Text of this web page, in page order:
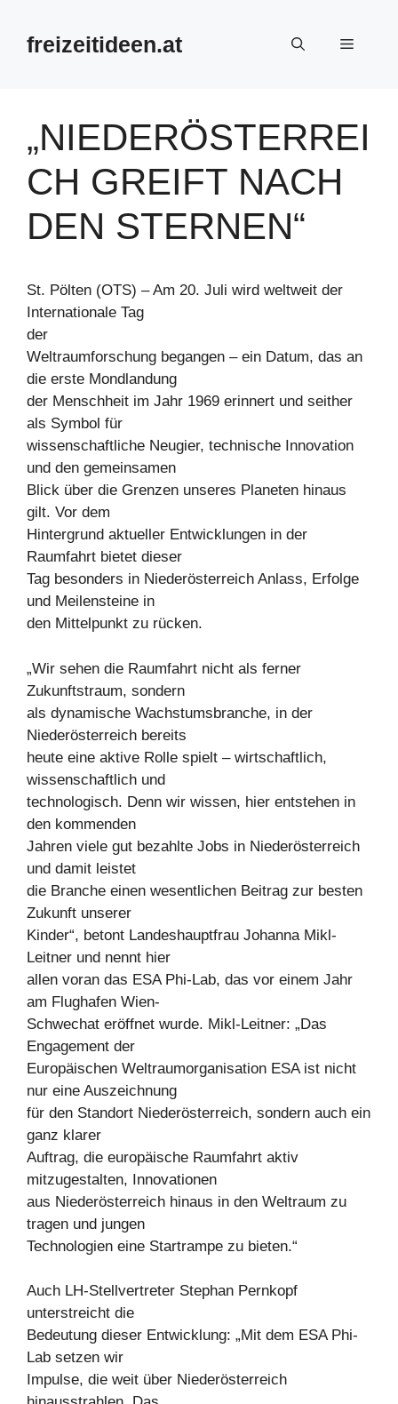
Inhalt
springenfreizeitideen.at Menü
„NIEDERÖSTERREI
CH GREIFT NACH
DEN STERNEN“
St. Pölten (OTS) – Am 20. Juli wird weltweit der
Internationale Tag
der
Weltraumforschung begangen – ein Datum, das an
die erste Mondlandung
der Menschheit im Jahr 1969 erinnert und seither
als Symbol für
wissenschaftliche Neugier, technische Innovation
und den gemeinsamen
Blick über die Grenzen unseres Planeten hinaus
gilt. Vor dem
Hintergrund aktueller Entwicklungen in der
Raumfahrt bietet dieser
Tag besonders in Niederösterreich Anlass, Erfolge
und Meilensteine in
den Mittelpunkt zu rücken.
„Wir sehen die Raumfahrt nicht als ferner
Zukunftstraum, sondern
als dynamische Wachstumsbranche, in der
Niederösterreich bereits
heute eine aktive Rolle spielt – wirtschaftlich,
wissenschaftlich und
technologisch. Denn wir wissen, hier entstehen in
den kommenden
Jahren viele gut bezahlte Jobs in Niederösterreich
und damit leistet
die Branche einen wesentlichen Beitrag zur besten
Zukunft unserer
Kinder“, betont Landeshauptfrau Johanna Mikl-
Leitner und nennt hier
allen voran das ESA Phi-Lab, das vor einem Jahr
am Flughafen Wien-
Schwechat eröffnet wurde. Mikl-Leitner: „Das
Engagement der
Europäischen Weltraumorganisation ESA ist nicht
nur eine Auszeichnung
für den Standort Niederösterreich, sondern auch ein
ganz klarer
Auftrag, die europäische Raumfahrt aktiv
mitzugestalten, Innovationen
aus Niederösterreich hinaus in den Weltraum zu
tragen und jungen
Technologien eine Startrampe zu bieten.“
Auch LH-Stellvertreter Stephan Pernkopf
unterstreicht die
Bedeutung dieser Entwicklung: „Mit dem ESA Phi-
Lab setzen wir
Impulse, die weit über Niederösterreich